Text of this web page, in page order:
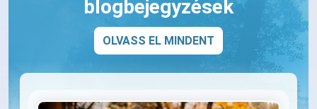
blogbejegyzések
OLVASS EL MINDENT